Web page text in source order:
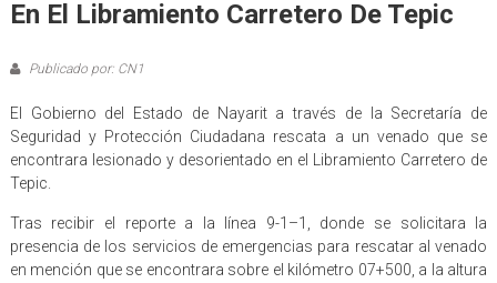
En El Libramiento Carretero De Tepic
Publicado por: CN1
El Gobierno del Estado de Nayarit a través de la Secretaría de
Seguridad y Protección Ciudadana rescata a un venado que se
encontrara lesionado y desorientado en el Libramiento Carretero de
Tepic.
Tras recibir el reporte a la línea 9-1–1, donde se solicitara la
presencia de los servicios de emergencias para rescatar al venado
en mención que se encontrara sobre el kilómetro 07+500, a la altura